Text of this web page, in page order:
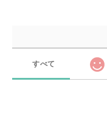
すべて